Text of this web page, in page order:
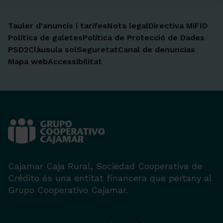
Tauler d'anuncis i tarifesNota legalDirectiva MiFID
Política de galetesPolítica de Protecció de Dades
PSD2Clàusula solSeguretatCanal de denuncias
Mapa webAccessibilitat
Cajamar Caja Rural, Sociedad Cooperativa de
Crédito és una entitat financera que pertany al
Grupo Cooperativo Cajamar.